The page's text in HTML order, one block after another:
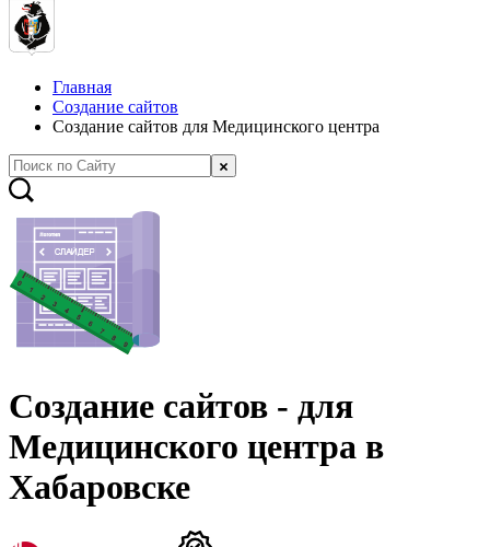
Главная
Создание сайтов
Создание сайтов для Медицинского центра
Создание сайтов - для
Медицинского центра в
Хабаровске